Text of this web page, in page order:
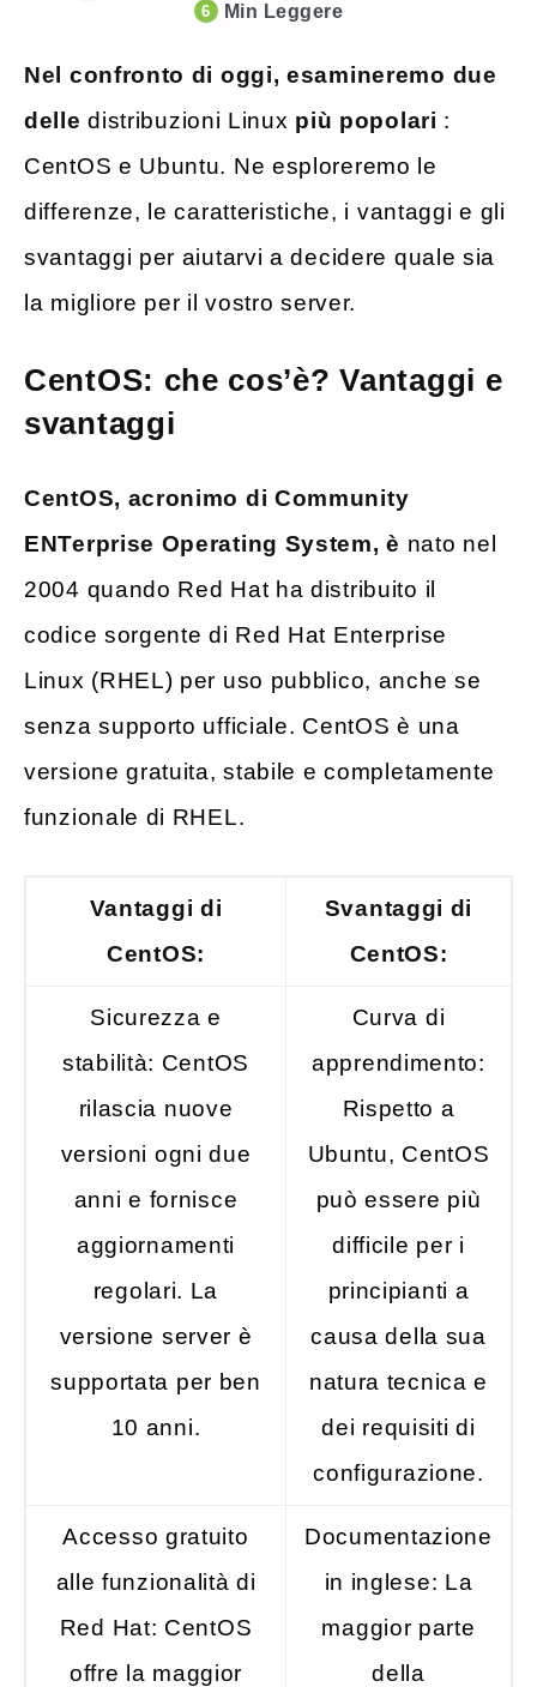
6 Min Leggere
Nel confronto di oggi, esamineremo due
delledistribuzioni Linux più popolari :
CentOS e Ubuntu. Ne esploreremo le
differenze, le caratteristiche, i vantaggi e gli
svantaggi per aiutarvi a decidere quale sia
la migliore per il vostro server.
CentOS: che cos’è? Vantaggi e
svantaggi
CentOS, acronimo di Community
ENTerprise Operating System, è nato nel
2004 quando Red Hat ha distribuito il
codice sorgente di Red Hat Enterprise
Linux (RHEL) per uso pubblico, anche se
senza supporto ufficiale. CentOS è una
versione gratuita, stabile e completamente
funzionale di RHEL.
Vantaggi di
CentOS:
Svantaggi di
CentOS:
Sicurezza e
stabilità: CentOS
rilascia nuove
versioni ogni due
anni e fornisce
aggiornamenti
regolari. La
versione server è
supportata per ben
10 anni.
Curva di
apprendimento:
Rispetto a
Ubuntu, CentOS
può essere più
difficile per i
principianti a
causa della sua
natura tecnica e
dei requisiti di
configurazione.
Accesso gratuito
alle funzionalità di
Red Hat: CentOS
offre la maggior
Documentazione
in inglese: La
maggior parte
della